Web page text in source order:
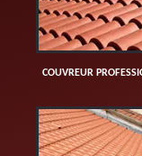
COUVREUR